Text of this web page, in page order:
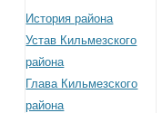
История района
Устав Кильмезского
района
Глава Кильмезского
района